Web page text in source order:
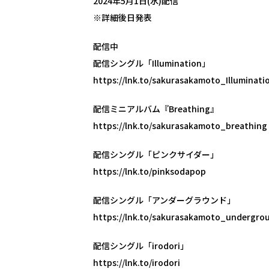
※詳細後日発表
配信中
配信シングル「Illumination」
https://lnk.to/
配信ミニアルバム『Breathing』
https://lnk.to/sakurasakamoto_breathing
配信シングル「ピンクサイダー」
https://lnk.to/pinksodapop
配信シングル「アンダーグラウンド」
https://lnk.to/
配信シングル「irodori」
https://lnk.to/irodori